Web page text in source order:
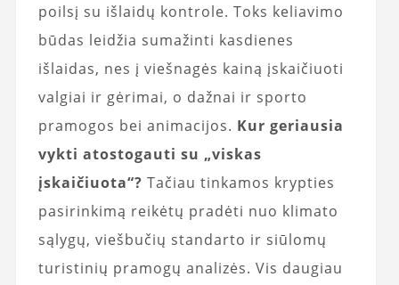
poilsį su išlaidų kontrole. Toks keliavimo
būdas leidžia sumažinti kasdienes
išlaidas, nes į viešnagės kainą įskaičiuoti
valgiai ir gėrimai, o dažnai ir sporto
pramogos bei animacijos. Kur geriausia
vykti atostogauti su „viskas
įskaičiuota“? Tačiau tinkamos krypties
pasirinkimą reikėtų pradėti nuo klimato
sąlygų, viešbučių standarto ir siūlomų
turistinių pramogų analizės. Vis daugiau